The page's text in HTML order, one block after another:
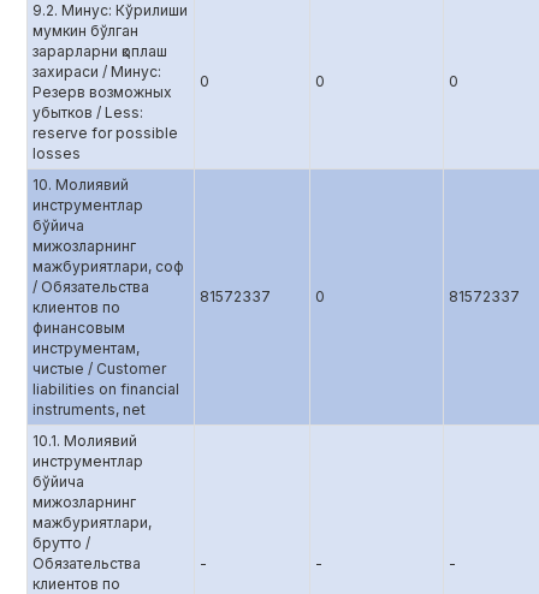
9.2. Минус: Кўрилиши
мумкин бўлган
зарарларни қоплаш
захираси / Минус:
Резерв возможных
убытков / Less:
reserve for possible
losses
0 0 0
10. Молиявий
инструментлар
бўйича
мижозларнинг
мажбуриятлари, соф
/ Обязательства
клиентов по
финансовым
инструментам,
чистые / Customer
liabilities on financial
instruments, net
81572337 0 81572337
10.1. Молиявий
инструментлар
бўйича
мижозларнинг
мажбуриятлари,
брутто /
Обязательства
клиентов по
- - -